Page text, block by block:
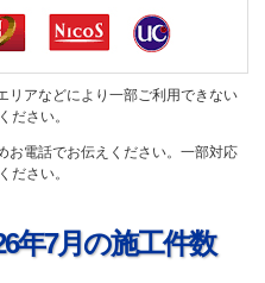
アなどにより一部ご利用できない
ださい。
電話でお伝えください。一部対応
ださい。
年7月の施工件数